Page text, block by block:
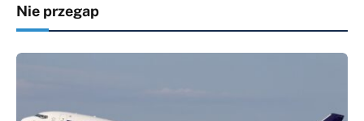
Nie przegap